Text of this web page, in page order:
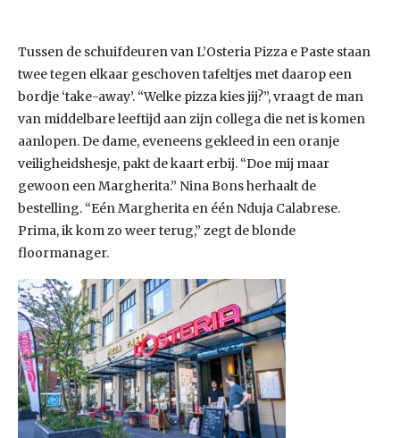
Tussen de schuifdeuren van L’Osteria Pizza e Paste staan
twee tegen elkaar geschoven tafeltjes met daarop een
bordje ‘take-away’. “Welke pizza kies jij?”, vraagt de man
van middelbare leeftijd aan zijn collega die net is komen
aanlopen. De dame, eveneens gekleed in een oranje
veiligheidshesje, pakt de kaart erbij. “Doe mij maar
gewoon een Margherita.” Nina Bons herhaalt de
bestelling. “Eén Margherita en één Nduja Calabrese.
Prima, ik kom zo weer terug,” zegt de blonde
floormanager.